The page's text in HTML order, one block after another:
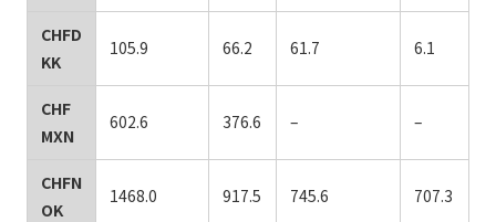
CHFD
KK
105.9 66.2 61.7 6.1
CHF
MXN
602.6 376.6 – –
CHFN
OK
1468.0 917.5 745.6 707.3